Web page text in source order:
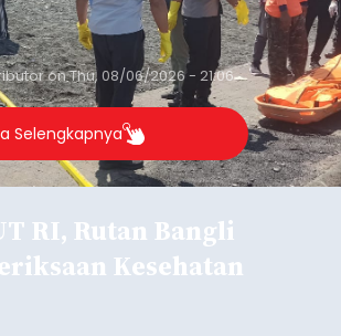
onThu, 08/06/2026 - 21:06
Selengkapnya
RI, Rutan Bangli
Kesehatan